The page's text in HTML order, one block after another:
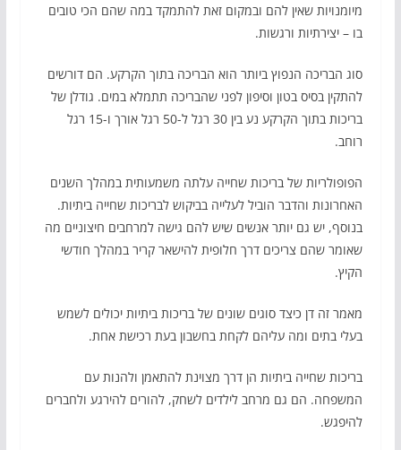
מיומנויות שאין להם ובמקום זאת להתמקד במה שהם הכי טובים
בו – יצירתיות ורגשות.
סוג הבריכה הנפוץ ביותר הוא הבריכה בתוך הקרקע. הם דורשים
להתקין בסיס בטון וסיפון לפני שהבריכה תתמלא במים. גודלן של
בריכות בתוך הקרקע נע בין 30 רגל ל-50 רגל אורך ו-15 רגל
רוחב.
הפופולריות של בריכות שחייה עלתה משמעותית במהלך השנים
האחרונות והדבר הוביל לעלייה בביקוש לבריכות שחייה ביתיות.
בנוסף, יש גם יותר אנשים שיש להם גישה למרחבים חיצוניים מה
שאומר שהם צריכים דרך חלופית להישאר קריר במהלך חודשי
הקיץ.
מאמר זה דן כיצד סוגים שונים של בריכות ביתיות יכולים לשמש
בעלי בתים ומה עליהם לקחת בחשבון בעת רכישת אחת.
בריכות שחייה ביתיות הן דרך מצוינת להתאמן ולהנות עם
המשפחה. הם גם מרחב לילדים לשחק, להורים להירגע ולחברים
להיפגש.